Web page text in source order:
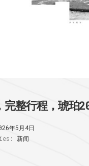
完整行程，琥珀
年5月4日
新闻